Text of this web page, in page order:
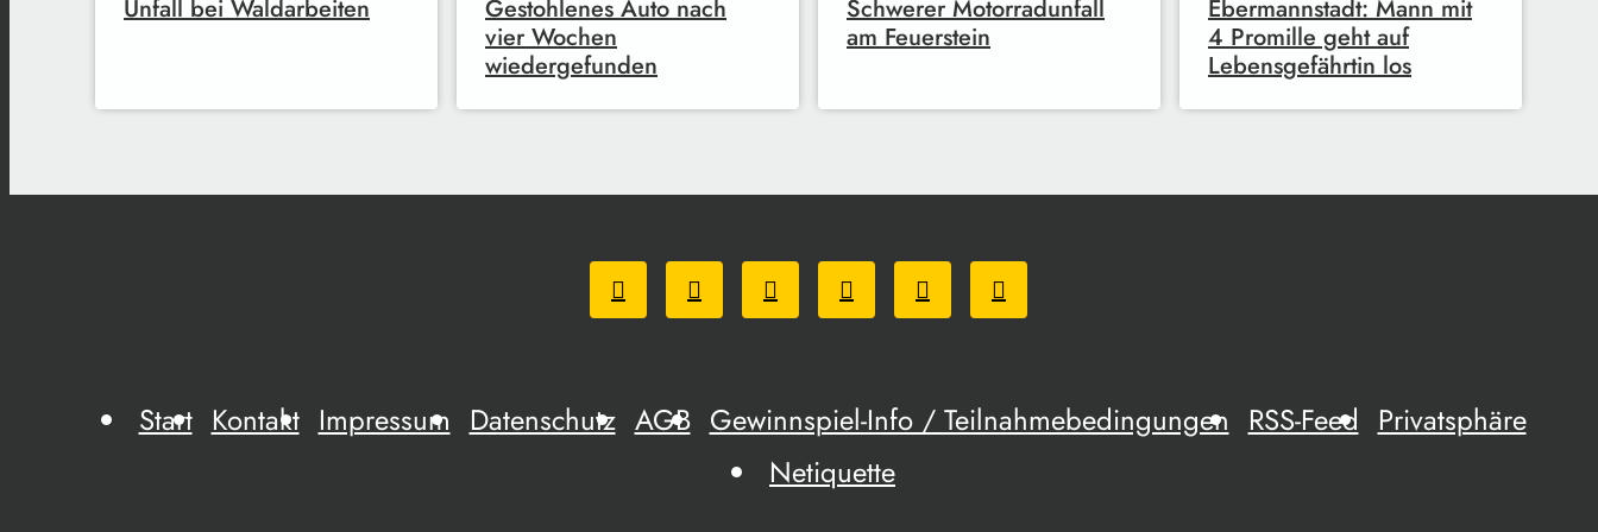
Unfall bei Waldarbeiten
Gestohlenes Auto nach
vier Wochen
wiedergefunden
Schwerer Motorradunfall
am Feuerstein
Ebermannstadt: Mann mit
4 Promille geht auf
Lebensgefährtin los
Start Kontakt Impressum Datenschutz AGB Gewinnspiel-Info / Teilnahmebedingungen RSS-Feed Privatsphäre
Netiquette